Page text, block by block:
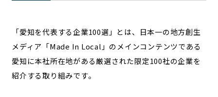
イベント
飲食店
地域豆知識
「愛知を代表する企業100選」とは、日本一の地方創生
メディア「Made In Local」のメインコンテンツである
愛知に本社所在地がある厳選された限定100社の企業を
紹介する取り組みです。